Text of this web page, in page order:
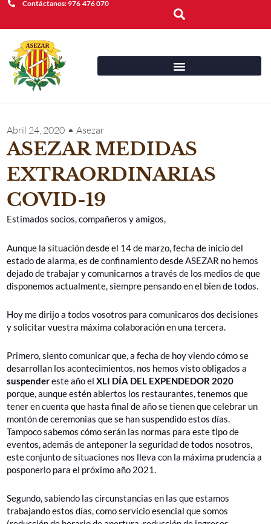
Contáctanos: 976 476 070
Buscar
Abril 24, 2020 Asezar
ASEZAR MEDIDAS
EXTRAORDINARIAS
COVID-19
Estimados socios, compañeros y amigos,
Aunque la situación desde el 14 de marzo, fecha de inicio del
estado de alarma, es de confinamiento desde ASEZAR no hemos
dejado de trabajar y comunicarnos a través de los medios de que
disponemos actualmente, siempre pensando en el bien de todos.
Hoy me dirijo a todos vosotros para comunicaros dos decisiones
y solicitar vuestra máxima colaboración en una tercera.
Primero, siento comunicar que, a fecha de hoy viendo cómo se
desarrollan los acontecimientos, nos hemos visto obligados a
suspendereste año el XLI DÍA DEL EXPENDEDOR 2020
porque, aunque estén abiertos los restaurantes, tenemos que
tener en cuenta que hasta final de año se tienen que celebrar un
montón de ceremonias que se han suspendido estos días.
Tampoco sabemos cómo serán las normas para este tipo de
eventos, además de anteponer la seguridad de todos nosotros,
este conjunto de situaciones nos lleva con la máxima prudencia a
posponerlo para el próximo año 2021.
Segundo, sabiendo las circunstancias en las que estamos
trabajando estos días, como servicio esencial que somos